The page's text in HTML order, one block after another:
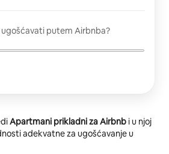
putem Airbnba?
Apartmani prikladni za Airbnb i u njoj
adekvatne za ugošćavanje u